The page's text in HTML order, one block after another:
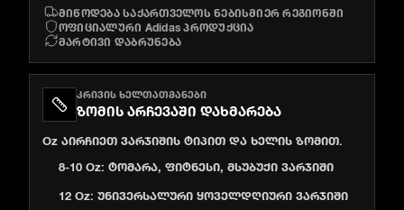
მიწოდება საქართველოს ნებისმიერ რეგიონში
ოფიციალური Adidas პროდუქცია
მარტივი დაბრუნება
ᲙᲠᲘᲕᲘᲡ ᲮᲔᲚᲗᲐᲗᲛᲐᲜᲔᲑᲘ
ᲖᲝᲛᲘᲡ ᲐᲠᲩᲔᲕᲐᲨᲘ ᲓᲐᲮᲛᲐᲠᲔᲑᲐ
Oz აირჩიეთ ვარჯიშის ტიპით და ხელის ზომით.
8-10 Oz: ტომარა, ფიტნესი, მსუბუქი ვარჯიში
12 Oz: უნივერსალური ყოველდღიური ვარჯიში